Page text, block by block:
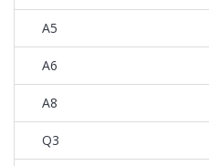
A5
A6
A8
Q3